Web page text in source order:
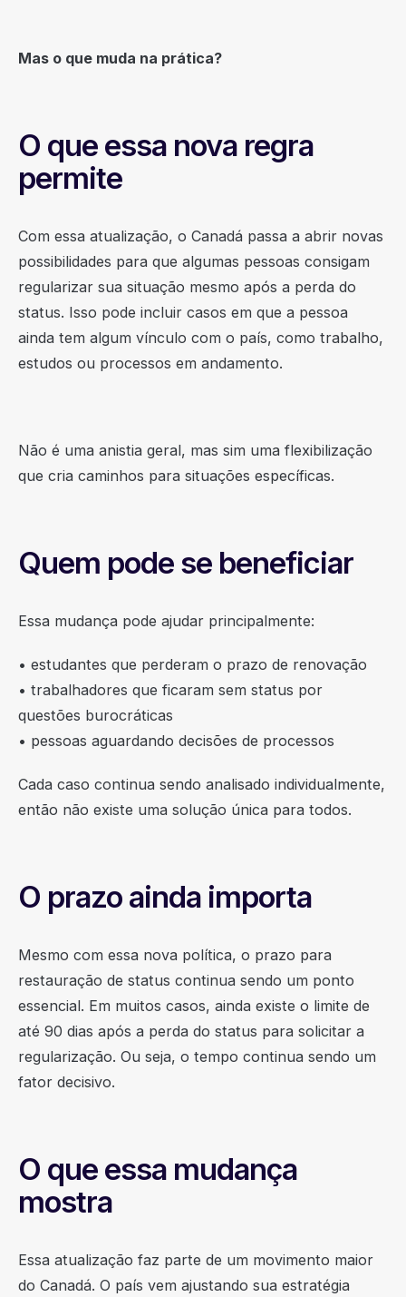
Mas o que muda na prática?
O que essa nova regra
permite
Com essa atualização, o Canadá passa a abrir novas
possibilidades para que algumas pessoas consigam
regularizar sua situação mesmo após a perda do
status. Isso pode incluir casos em que a pessoa
ainda tem algum vínculo com o país, como trabalho,
estudos ou processos em andamento.
Não é uma anistia geral, mas sim uma flexibilização
que cria caminhos para situações específicas.
Quem pode se beneficiar
Essa mudança pode ajudar principalmente:
• estudantes que perderam o prazo de renovação
• trabalhadores que ficaram sem status por
questões burocráticas
• pessoas aguardando decisões de processos
Cada caso continua sendo analisado individualmente,
então não existe uma solução única para todos.
O prazo ainda importa
Mesmo com essa nova política, o prazo para
restauração de status continua sendo um ponto
essencial. Em muitos casos, ainda existe o limite de
até 90 dias após a perda do status para solicitar a
regularização. Ou seja, o tempo continua sendo um
fator decisivo.
O que essa mudança
mostra
Essa atualização faz parte de um movimento maior
do Canadá. O país vem ajustando sua estratégia